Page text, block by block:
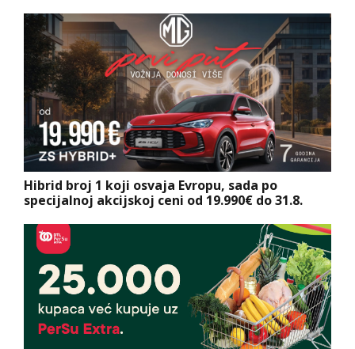
Hibrid broj 1 koji osvaja Evropu, sada po
specijalnoj akcijskoj ceni od 19.990€ do 31.8.